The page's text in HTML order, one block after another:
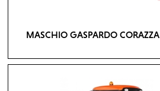
MASCHIO GASPARDO CORAZZA